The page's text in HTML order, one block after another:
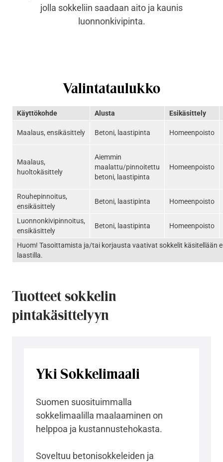
jolla sokkeliin saadaan aito ja kaunis
luonnonkivipinta.
Valintataulukko
Käyttökohde Alusta Esikäsittely
Maalaus, ensikäsittely Betoni, laastipinta Homeenpoisto
Maalaus,
huoltokäsittely
Aiemmin
maalattu/pinnoitettu
betoni, laastipinta
Homeenpoisto
Rouhepinnoitus,
ensikäsittely
Betoni, laastipinta Homeenpoisto
Luonnonkivipinnoitus,
ensikäsittely
Betoni, laastipinta Homeenpoisto
Huom! Tasoittamista ja/tai korjausta vaativat sokkelit käsitellään
laastilla.
Tuotteet sokkelin
pintakäsittelyyn
Yki Sokkelimaali
Suomen suosituimmalla
sokkelimaalilla maalaaminen on
helppoa ja kustannustehokasta.
Soveltuu betonisokkeleiden ja